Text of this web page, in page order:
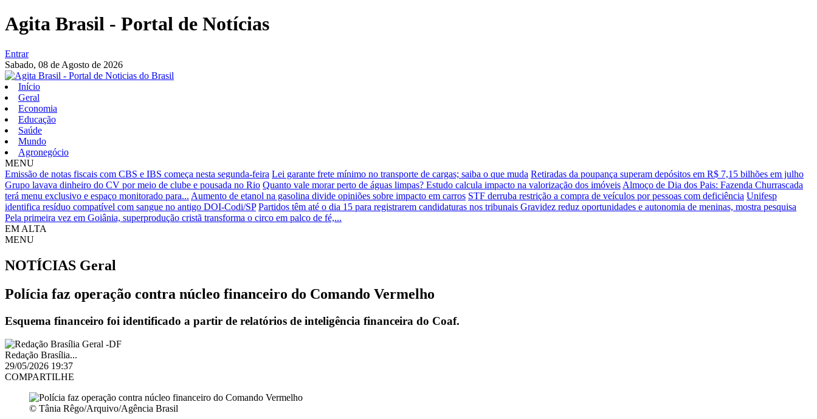
Agita Brasil - Portal de Notícias
Entrar
Sabado, 08 de Agosto de 2026
Início
Geral
Economia
Educação
Saúde
Mundo
Agronegócio
MENU
Emissão de notas fiscais com CBS e IBS começa nesta segunda-feira Lei garante frete mínimo no transporte de cargas; saiba o que muda Retiradas da poupança superam depósitos em R$ 7,15 bilhões em julho
Grupo lavava dinheiro do CV por meio de clube e pousada no Rio Quanto vale morar perto de águas limpas? Estudo calcula impacto na valorização dos imóveis Almoço de Dia dos Pais: Fazenda Churrascada
terá menu exclusivo e espaço monitorado para... Aumento de etanol na gasolina divide opiniões sobre impacto em carros STF derruba restrição a compra de veículos por pessoas com deficiência Unifesp
identifica resíduo compatível com sangue no antigo DOI-Codi/SP Partidos têm até o dia 15 para registrarem candidaturas nos tribunais Gravidez reduz oportunidades e autonomia de meninas, mostra pesquisa
Pela primeira vez em Goiânia, superprodução cristã transforma o circo em palco de fé,...
EM ALTA
MENU
NOTÍCIAS Geral
Polícia faz operação contra núcleo financeiro do Comando Vermelho
Esquema financeiro foi identificado a partir de relatórios de inteligência financeira do Coaf.
Redação Brasília...
29/05/2026 19:37
COMPARTILHE
© Tânia Rêgo/Arquivo/Agência Brasil